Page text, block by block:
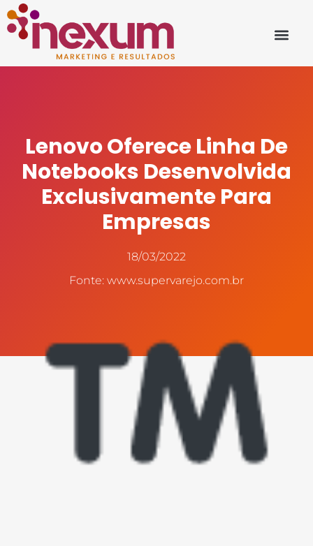
Lenovo Oferece Linha De
Notebooks Desenvolvida
Exclusivamente Para
Empresas
18/03/2022
Fonte: www.supervarejo.com.br